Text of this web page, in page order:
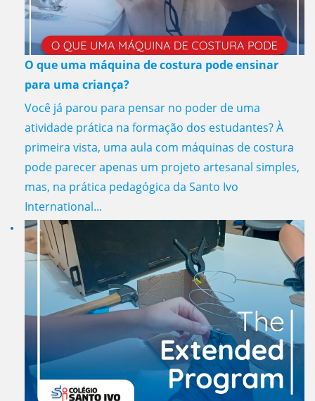
O que uma máquina de costura pode ensinar
para uma criança?
Você já parou para pensar no poder de uma
atividade prática na formação dos estudantes? À
primeira vista, uma aula com máquinas de costura
pode parecer apenas um projeto artesanal simples,
mas, na prática pedagógica da Santo Ivo
International...